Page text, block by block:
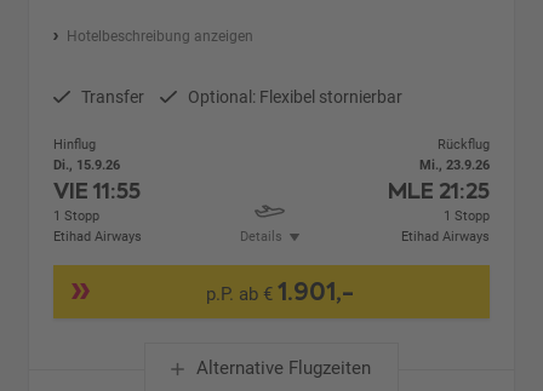
Hotelbeschreibung anzeigen
Transfer Optional: Flexibel stornierbar
Hinflug
Di., 15.9.26
VIE11:55
1 Stopp
Etihad Airways
Details
Rückflug
Mi., 23.9.26
MLE 21:25
1 Stopp
Etihad Airways
p.P. ab €1.901,-
Alternative Flugzeiten